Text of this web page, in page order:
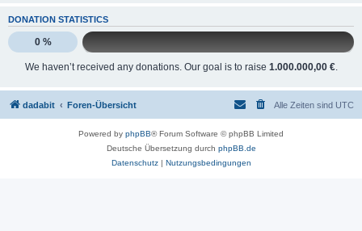
DONATION STATISTICS
0 %
We haven’t received any donations. Our goal is to raise 1.000.000,00 €.
dadabit Foren-Übersicht Alle Zeiten sind UTC
Powered by phpBB® Forum Software © phpBB Limited
Deutsche Übersetzung durch phpBB.de
Datenschutz| Nutzungsbedingungen